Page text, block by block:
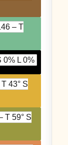
– T
0% L 0%
43° S
T 59° S